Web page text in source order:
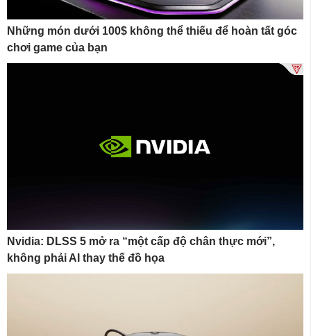
Những món dưới 100$ không thể thiếu để hoàn tất góc
chơi game của bạn
Nvidia: DLSS 5 mở ra “một cấp độ chân thực mới”,
không phải AI thay thế đồ họa